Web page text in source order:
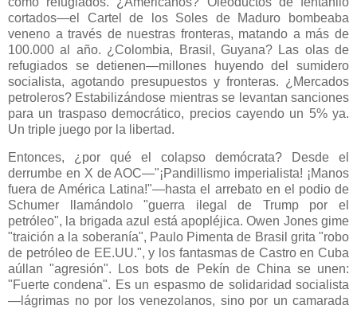
cortados—el Cartel de los Soles de Maduro bombeaba
veneno a través de nuestras fronteras, matando a más de
100.000 al año. ¿Colombia, Brasil, Guyana? Las olas de
refugiados se detienen—millones huyendo del sumidero
socialista, agotando presupuestos y fronteras. ¿Mercados
petroleros? Estabilizándose mientras se levantan sanciones
para un traspaso democrático, precios cayendo un 5% ya.
Un triple juego por la libertad.
Entonces, ¿por qué el colapso demócrata? Desde el
derrumbe en X de AOC—"¡Pandillismo imperialista! ¡Manos
fuera de América Latina!"—hasta el arrebato en el podio de
Schumer llamándolo "guerra ilegal de Trump por el
petróleo", la brigada azul está apopléjica. Owen Jones gime
"traición a la soberanía", Paulo Pimenta de Brasil grita "robo
de petróleo de EE.UU.", y los fantasmas de Castro en Cuba
aúllan "agresión". Los bots de Pekín de China se unen:
"Fuerte condena". Es un espasmo de solidaridad socialista
—lágrimas no por los venezolanos, sino por un camarada